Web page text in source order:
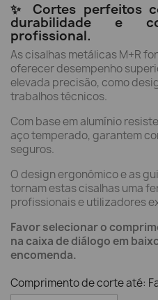
✨ Cortes perfeitos
durabilidade e
profissional.
As cisalhas metálicas M+R
oferecer desempenho
elevada precisão, como
trabalhos técnicos.
Com base em alumínio
aço temperado, garantem
seguros.
O design ergonómico e as
tornam estas cisalhas uma
profissionais e utilizadores
Favor selecionar o
na caixa de diálogo em
encomenda.
Comprimento de corte até: